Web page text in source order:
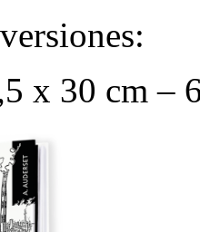
x 30 cm –